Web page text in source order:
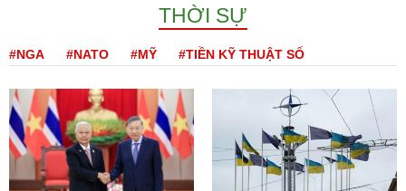
THỜI SỰ
#NGA #NATO #MỸ #TIỀN KỸ THUẬT SỐ